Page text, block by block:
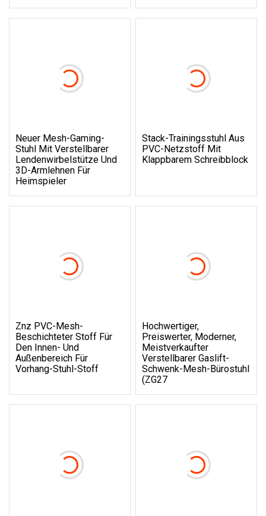
Neuer Mesh-Gaming-
Stuhl Mit Verstellbarer
Lendenwirbelstütze Und
3D-Armlehnen Für
Heimspieler
Stack-Trainingsstuhl Aus
PVC-Netzstoff Mit
Klappbarem Schreibblock
Znz PVC-Mesh-
Beschichteter Stoff Für
Den Innen- Und
Außenbereich Für
Vorhang-Stuhl-Stoff
Hochwertiger,
Preiswerter, Moderner,
Meistverkaufter
Verstellbarer Gaslift-
Schwenk-Mesh-Bürostuhl
(ZG27